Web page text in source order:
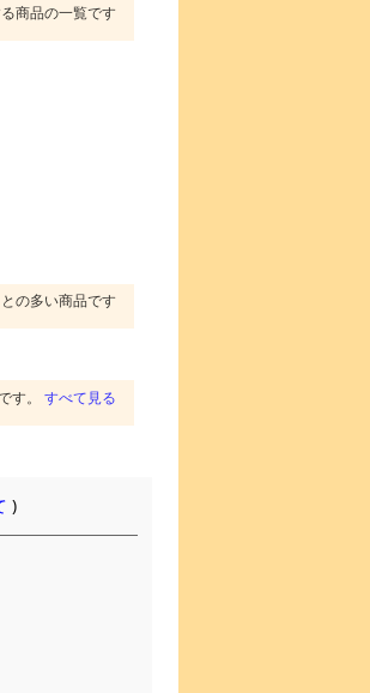
商品の一覧です
の多い商品です
す。 すべて見る
)